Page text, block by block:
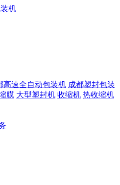
高速全自动包装机 成都塑封包装
膜 大型塑封机 收缩机 热收缩机